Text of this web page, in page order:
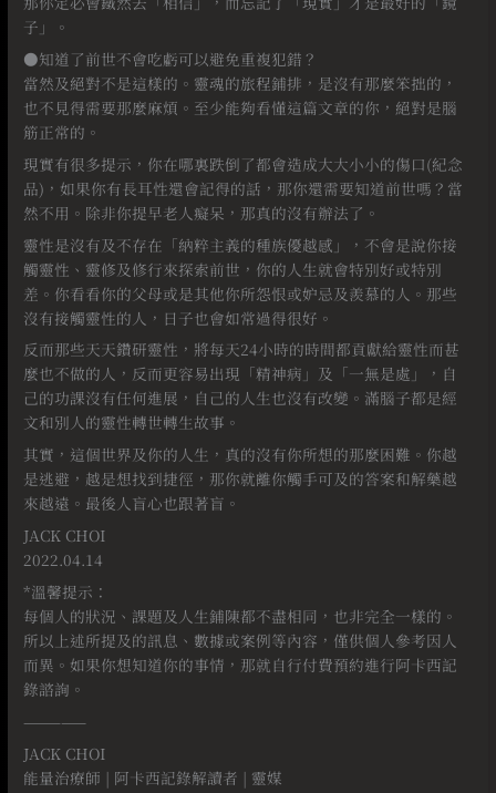
子」。
●知道了前世不會吃虧可以避免重複犯錯？
當然及絕對不是這樣的。靈魂的旅程鋪排，是沒有那麼笨拙的，
也不見得需要那麼麻煩。至少能夠看懂這篇文章的你，絕對是腦
筋正常的。
現實有很多提示，你在哪裏跌倒了都會造成大大小小的傷口(紀念
品)，如果你有長耳性還會記得的話，那你還需要知道前世嗎？當
然不用。除非你提早老人癡呆，那真的沒有辦法了。
靈性是沒有及不存在「納粹主義的種族優越感」，不會是說你接
觸靈性、靈修及修行來探索前世，你的人生就會特別好或特別
差。你看看你的父母或是其他你所怨恨或妒忌及羨慕的人。那些
沒有接觸靈性的人，日子也會如常過得很好。
反而那些天天鑽研靈性，將每天24小時的時間都貢獻給靈性而甚
麼也不做的人，反而更容易出現「精神病」及「一無是處」，自
己的功課沒有任何進展，自己的人生也沒有改變。滿腦子都是經
文和別人的靈性轉世轉生故事。
其實，這個世界及你的人生，真的沒有你所想的那麼困難。你越
是逃避，越是想找到捷徑，那你就離你觸手可及的答案和解藥越
來越遠。最後人盲心也跟著盲。
JACK CHOI
2022.04.14
*溫馨提示：
每個人的狀況、課題及人生鋪陳都不盡相同，也非完全一樣的。
所以上述所提及的訊息、數據或案例等內容，僅供個人參考因人
而異。如果你想知道你的事情，那就自行付費預約進行阿卡西記
錄諮詢。
—————
JACK CHOI
能量治療師 | 阿卡西記錄解讀者 | 靈媒